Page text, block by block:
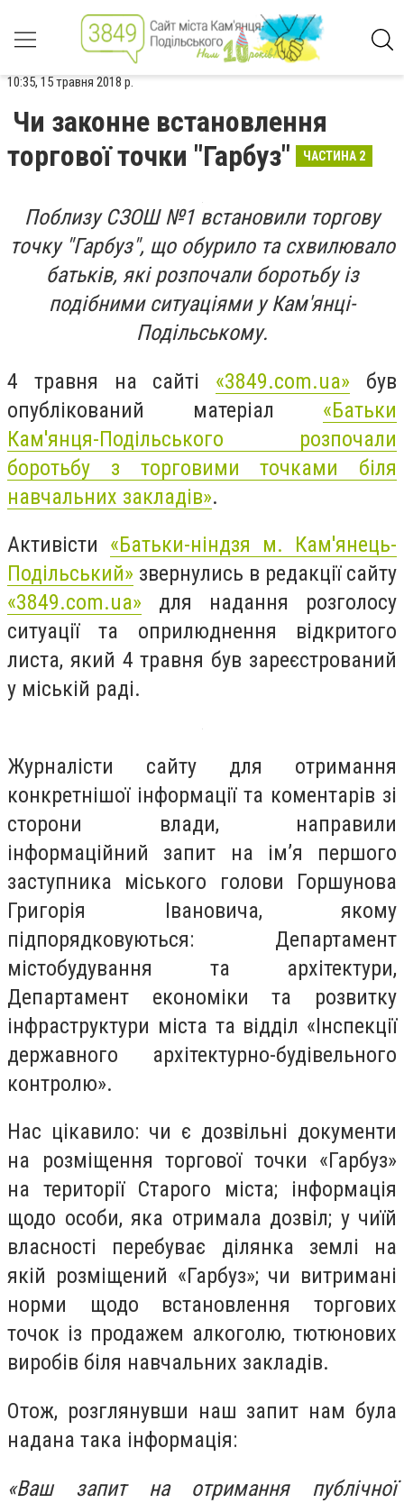
10:35, 15 травня 2018 р.
Чи законне встановлення
торгової точки "Гарбуз"
ЧАСТИНА 2
Поблизу СЗОШ №1 встановили торгову
точку "Гарбуз", що обурило та схвилювало
батьків, які розпочали боротьбу із
подібними ситуаціями у Кам'янці-
Подільському.
4 травня на сайті «3849.com.ua» був
опублікований матеріал «Батьки
Кам'янця-Подільського розпочали
боротьбу з торговими точками біля
навчальних закладів».
Активісти «Батьки-ніндзя м. Кам'янець-
Подільський» звернулись в редакції сайту
«3849.com.ua» для надання розголосу
ситуації та оприлюднення відкритого
листа, який 4 травня був зареєстрований
у міській раді.
Журналісти сайту для отримання
конкретнішої інформації та коментарів зі
сторони влади, направили
інформаційний запит на ім’я першого
заступника міського голови Горшунова
Григорія Івановича, якому
підпорядковуються: Департамент
містобудування та архітектури,
Департамент економіки та розвитку
інфраструктури міста та відділ «Інспекції
державного архітектурно-будівельного
контролю».
Нас цікавило: чи є дозвільні документи
на розміщення торгової точки «Гарбуз»
на території Старого міста; інформація
щодо особи, яка отримала дозвіл; у чиїй
власності перебуває ділянка землі на
якій розміщений «Гарбуз»; чи витримані
норми щодо встановлення торгових
точок із продажем алкоголю, тютюнових
виробів біля навчальних закладів.
Отож, розглянувши наш запит нам була
надана така інформація:
«Ваш запит на отримання публічної